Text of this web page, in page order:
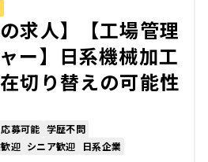
求人】【工場管理
ー】日系機械加工
切り替えの可能性
募可能 学歴不問
迎 シニア歓迎 日系企業